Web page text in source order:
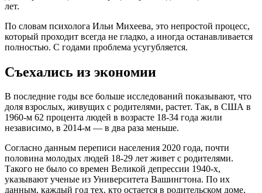
лет.
По словам психолога Ильи Михеева, это непростой процесс,
который проходит всегда не гладко, а иногда останавливается
полностью. С годами проблема усугубляется.
Съехались из экономии
В последние годы все больше исследований показывают, что
доля взрослых, живущих с родителями, растет. Так, в США в
1960-м 62 процента людей в возрасте 18-34 года жили
независимо, в 2014-м — в два раза меньше.
Согласно данным переписи населения 2020 года, почти
половина молодых людей 18-29 лет живет с родителями.
Такого не было со времен Великой депрессии 1940-х,
указывают ученые из Университета Вашингтона. По их
данным, каждый год тех, кто остается в родительском доме,